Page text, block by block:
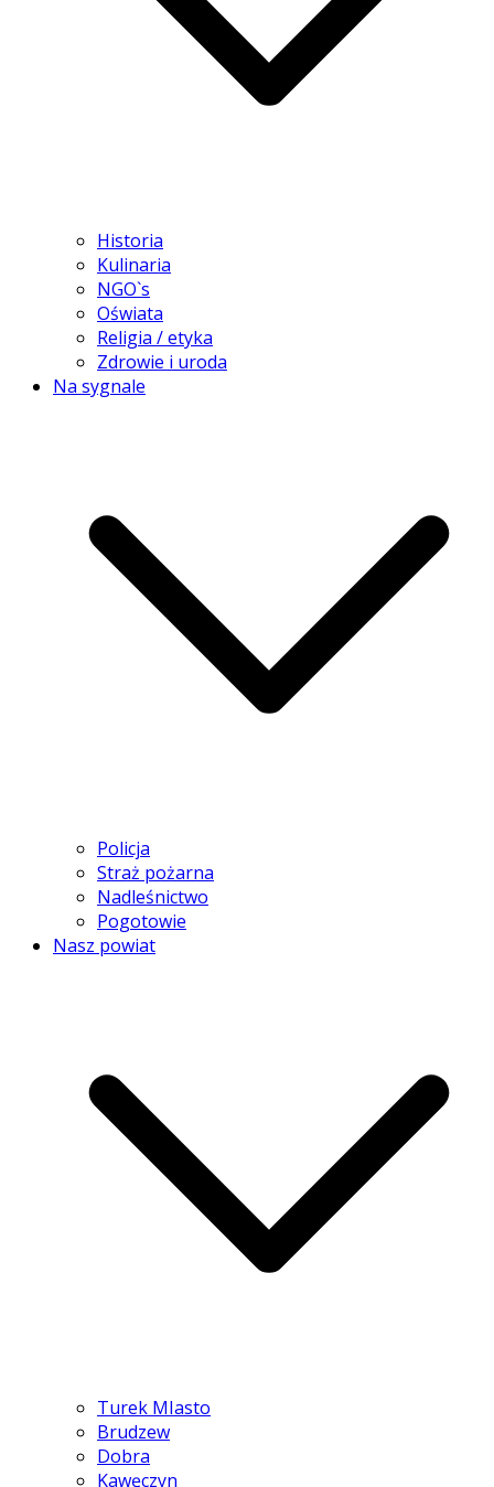
Historia
Kulinaria
NGO`s
Oświata
Religia / etyka
Zdrowie i uroda
Na sygnale
Policja
Straż pożarna
Nadleśnictwo
Pogotowie
Nasz powiat
Turek MIasto
Brudzew
Dobra
Kawęczyn